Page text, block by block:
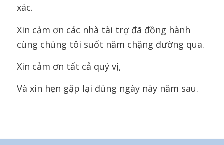
xác.
Xin cảm ơn các nhà tài trợ đã đồng hành
cùng chúng tôi suốt năm chặng đường qua.
Xin cảm ơn tất cả quý vị,
Và xin hẹn gặp lại đúng ngày này năm sau.